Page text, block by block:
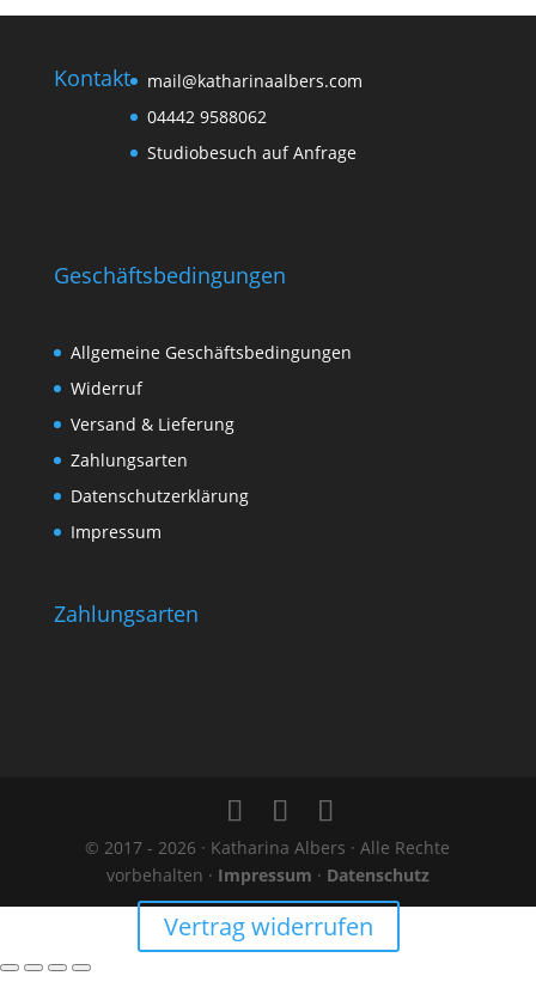
Kontakt
mail@katharinaalbers.com
04442 9588062
Studiobesuch auf Anfrage
Geschäftsbedingungen
Allgemeine Geschäftsbedingungen
Widerruf
Versand & Lieferung
Zahlungsarten
Datenschutzerklärung
Impressum
Zahlungsarten
© 2017 - 2026 · Katharina Albers · Alle Rechte
vorbehalten · Impressum · Datenschutz
Vertrag widerrufen